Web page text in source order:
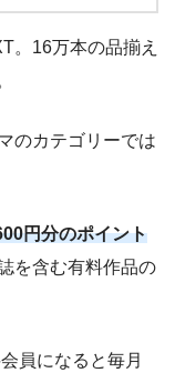
。16万本の品揃え
のカテゴリーでは
円分のポイント
を含む有料作品の
員になると毎月